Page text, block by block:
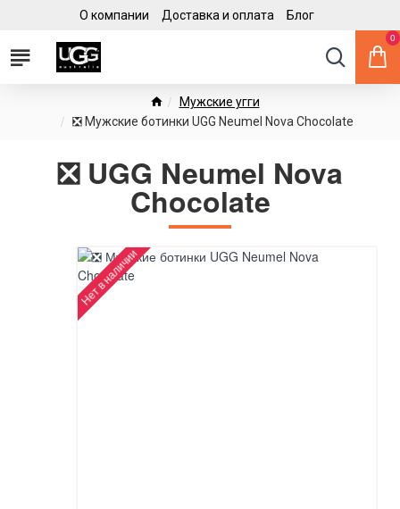
О компании Доставка и оплата Блог
0
Мужские угги
❎ Мужские ботинки UGG Neumel Nova Chocolate
❎ UGG Neumel Nova
Chocolate
Нет в наличии